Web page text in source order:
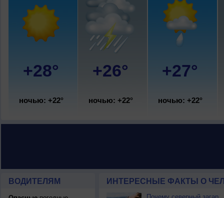
+28°
ночью: +22°
+26°
ночью: +22°
+27°
ночью: +22°
ВОДИТЕЛЯМ ИНТЕРЕСНЫЕ ФАКТЫ О